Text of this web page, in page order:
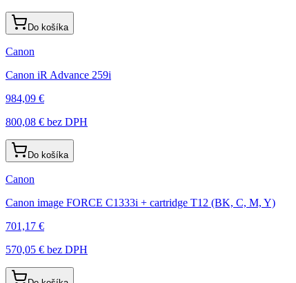
Do košíka
Canon
Canon iR Advance 259i
984,09 €
800,08 € bez DPH
Do košíka
Canon
Canon image FORCE C1333i + cartridge T12 (BK, C, M, Y)
701,17 €
570,05 € bez DPH